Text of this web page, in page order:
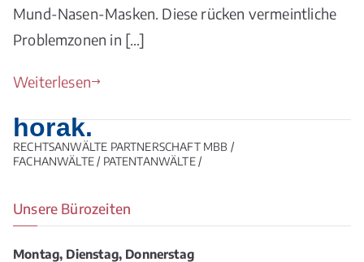
Mund-Nasen-Masken. Diese rücken vermeintliche
Problemzonen in […]
Weiterlesen
horak.
RECHTSANWÄLTE PARTNERSCHAFT MBB /
FACHANWÄLTE / PATENTANWÄLTE /
Unsere Bürozeiten
Montag, Dienstag, Donnerstag